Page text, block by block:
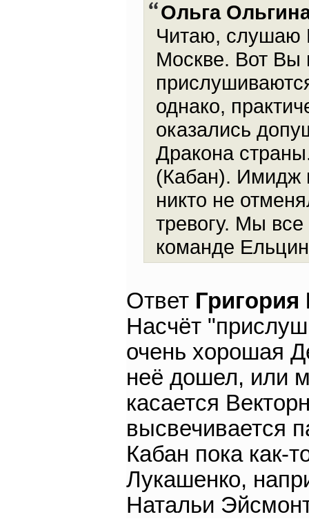
Ольга
Читаю, слушаю
Москве. Вот Вы
однако,
оказались
Дракона
(Кабан). Имидж
никто не
тревогу. Мы
команде
Ответ
Насчёт
очень хорошая
неё дошел, или
касается
высвечивается
Кабан пока как-
Лукашенко,
Натальи